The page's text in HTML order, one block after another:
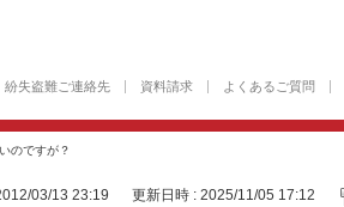
紛失盗難ご連絡先 資料請求 よくあるご質問
のですが？
03/13 23:19 更新日時 : 2025/11/05 17:12